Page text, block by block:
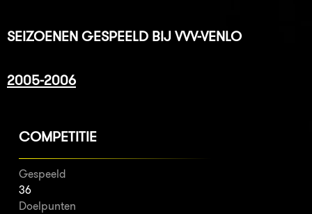
SEIZOENEN GESPEELD BIJ VVV-VENLO
2005-2006
COMPETITIE
Gespeeld
36
Doelpunten